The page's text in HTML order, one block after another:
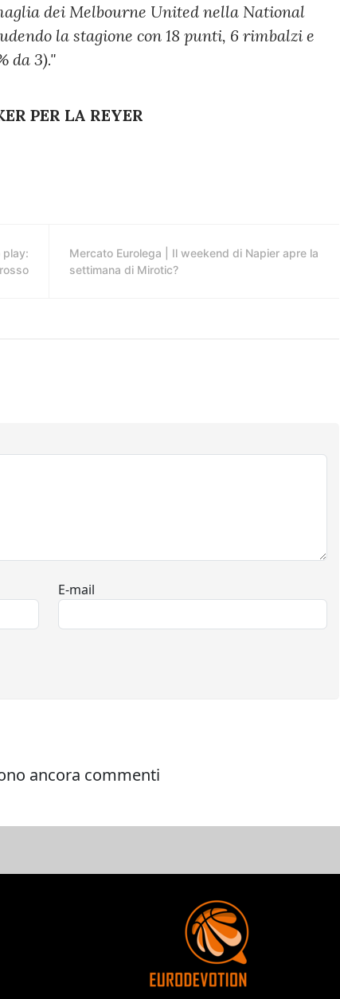
dei Melbourne United nella National
la stagione con 18 punti, 6 rimbalzi e
da 3)."
PER LA REYER
play:
Mercato Eurolega | Il weekend di Napier apre la
settimana di Mirotic?